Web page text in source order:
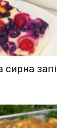
сирна